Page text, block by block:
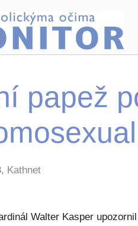
papež
Kathnet
Walter Kasper